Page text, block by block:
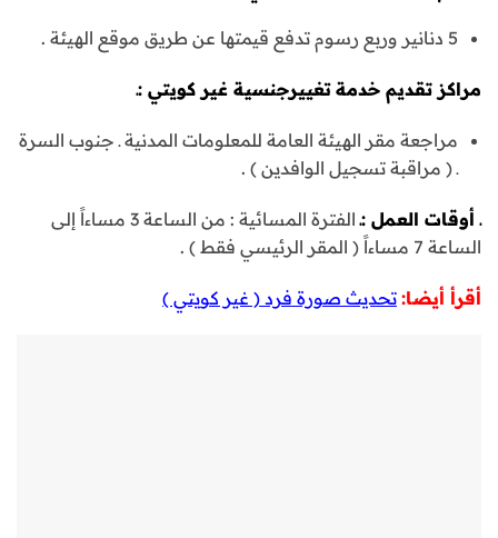
5 دنانير وربع رسوم تدفع قيمتها عن طريق موقع الهيئة .
مراكز تقديم خدمة تغييرجنسية غير كويتي :ـ
مراجعة مقر الهيئة العامة للمعلومات المدنية ـ جنوب السرة
ـ ( مراقبة تسجيل الوافدين ) .
ـ أوقات العمل :ـ
الفترة المسائية : من الساعة 3 مساءاً إلى
الساعة 7 مساءاً ( المقر الرئيسي فقط ) .
أقرأ أيضا: تحديث صورة فرد ( غير كويتي )